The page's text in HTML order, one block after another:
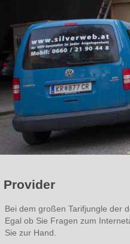
Provider
Bei dem großen Tarifjungle der
Egal ob Sie Fragen zum
Sie zur Hand.